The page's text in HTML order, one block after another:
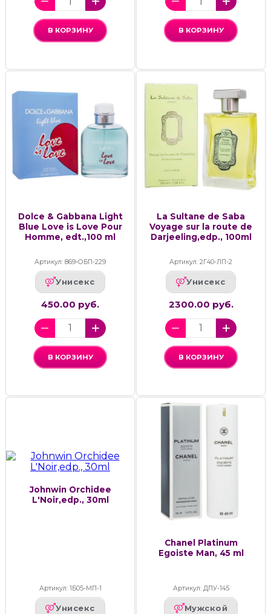
В КОРЗИНУ В КОРЗИНУ
Dolce & Gabbana Light
Blue Love is Love Pour
Homme, edt.,100 ml
Артикул: 869-ОБП-229
Унисекс
450.00 руб.
В КОРЗИНУ
La Sultane de Saba
Voyage sur la route de
Darjeeling,edp., 100ml
Артикул: 2Г40-ЛП-2
Унисекс
2300.00 руб.
В КОРЗИНУ
Johnwin Orchidee
L'Noir,edp., 30ml
Артикул: 1Б05-МП-1
Унисекс
Chanel Platinum
Egoiste Man, 45 ml
Артикул: ДПУ-145
Мужской